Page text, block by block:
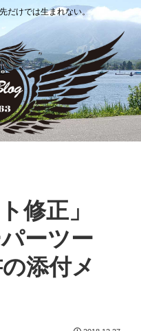
だけでは生まれない。
修正」
ーツー
添付メ